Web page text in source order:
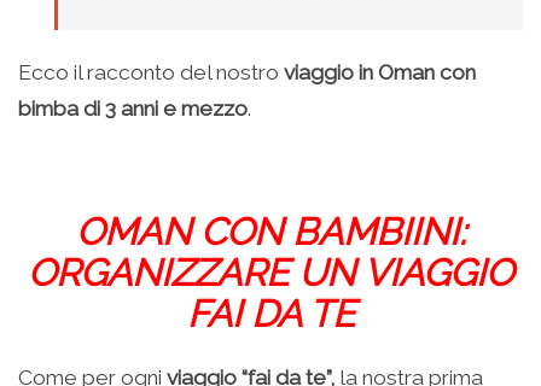
Ecco il racconto del nostro viaggio in Oman con
bimba di 3 anni e mezzo.
OMAN CON BAMBIINI:
ORGANIZZARE UN VIAGGIO
FAI DA TE
Come per ogni viaggio “fai da te”, la nostra prima